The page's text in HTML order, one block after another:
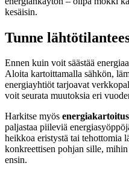
kesäisin.
Tunne
Ennen kuin voit säästää
Aloita kartoittamalla sähkön,
energiayhtiöt tarjoavat
voit seurata muutoksia eri
Harkitse myös
paljastaa piileviä
heikkoa eristystä tai tehottomia
konkreettisen pohjan sille,
ensin.